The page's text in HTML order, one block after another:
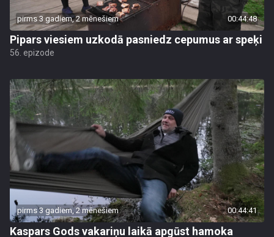
pirms 3 gadiem, 2 mēnešiem 00:44:48
Pipars viesiem uzkodā pasniedz cepumus ar speķi
56. epizode
pirms 3 gadiem, 2 mēnešiem 00:44:41
Kaspars Gods vakariņu laikā apgūst hamoka